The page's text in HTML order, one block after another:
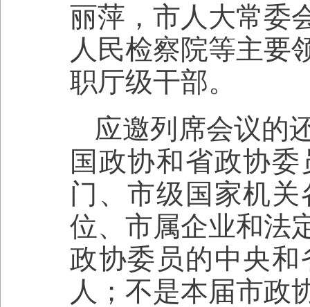
丽萍，市人大常委
人民检察院等主要
职厅级干部。
应邀列席会议的
国政协和省政协
门、市级国家机
位、市属企业和法
政协委员的中央
人；不是本届市政